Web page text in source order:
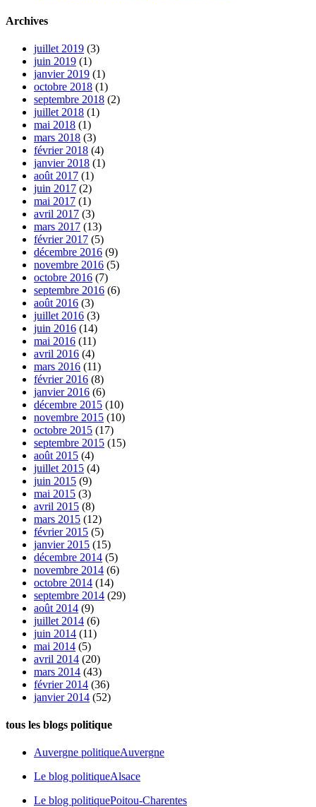
Archives
juillet 2019 (3)
juin 2019 (1)
janvier 2019 (1)
octobre 2018 (1)
septembre 2018 (2)
juillet 2018 (1)
mai 2018 (1)
mars 2018 (3)
février 2018 (4)
janvier 2018 (1)
août 2017 (1)
juin 2017 (2)
mai 2017 (1)
avril 2017 (3)
mars 2017 (13)
février 2017 (5)
décembre 2016 (9)
novembre 2016 (5)
octobre 2016 (7)
septembre 2016 (6)
août 2016 (3)
juillet 2016 (3)
juin 2016 (14)
mai 2016 (11)
avril 2016 (4)
mars 2016 (11)
février 2016 (8)
janvier 2016 (6)
décembre 2015 (10)
novembre 2015 (10)
octobre 2015 (17)
septembre 2015 (15)
août 2015 (4)
juillet 2015 (4)
juin 2015 (9)
mai 2015 (3)
avril 2015 (8)
mars 2015 (12)
février 2015 (5)
janvier 2015 (15)
décembre 2014 (5)
novembre 2014 (6)
octobre 2014 (14)
septembre 2014 (29)
août 2014 (9)
juillet 2014 (6)
juin 2014 (11)
mai 2014 (5)
avril 2014 (20)
mars 2014 (43)
février 2014 (36)
janvier 2014 (52)
tous les blogs politique
Auvergne politiqueAuvergne
Le blog politiqueAlsace
Le blog politiquePoitou-Charentes